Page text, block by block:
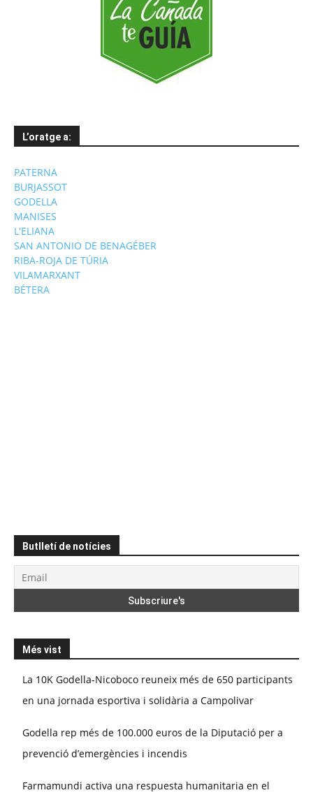
L’oratge a:
PATERNA
BURJASSOT
GODELLA
MANISES
L'ELIANA
SAN ANTONIO DE BENAGÉBER
RIBA-ROJA DE TÚRIA
VILAMARXANT
BÉTERA
Butlletí de notícies
Més vist
La 10K Godella-Nicoboco reuneix més de 650 participants
en una jornada esportiva i solidària a Campolivar
Godella rep més de 100.000 euros de la Diputació per a
prevenció d’emergències i incendis
Farmamundi activa una respuesta humanitaria en el